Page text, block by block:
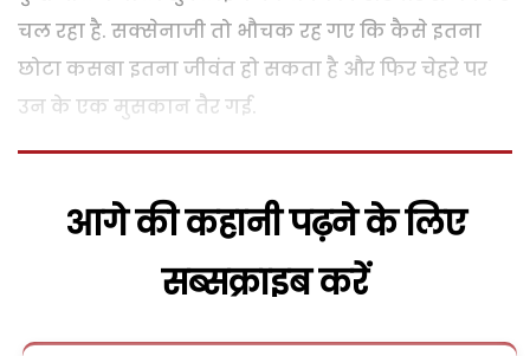
चल रहा है. सक्सेनाजी तो भौचक रह गए कि कैसे इतना
छोटा कसबा इतना जीवंत हो सकता है और फिर चेहरे पर
उन के एक मुसकान तैर गई.
आगे की कहानी पढ़ने के लिए
सब्सक्राइब करें